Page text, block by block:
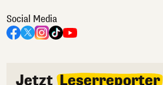
Social Media
Jetzt Leserreporter